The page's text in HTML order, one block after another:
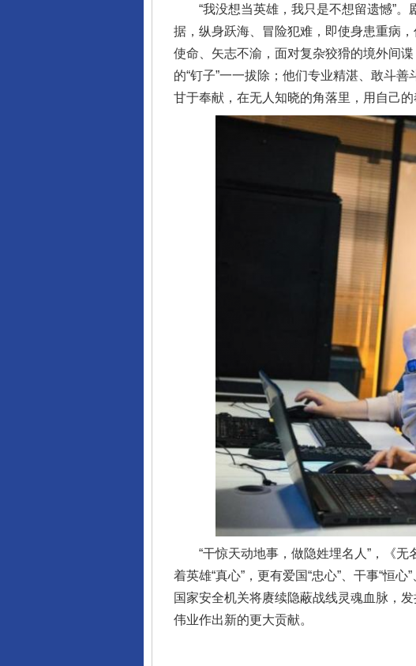
“我没想当英雄，我只是不想留遗憾”。
据，纵身跃海、冒险犯难，即使身患重病
使命、矢志不渝，面对复杂狡猾的境外间
的“钉子”一一拔除；他们专业精湛、敢斗
甘于奉献，在无人知晓的角落里，用自己
“干惊天动地事，做隐姓埋名人”，《无
着英雄“真心”，更有爱国“忠心”、干事“恒
国家安全机关将赓续隐蔽战线灵魂血脉，
伟业作出新的更大贡献。
东山县通报“牛蛙产品抗生素超标问题”
千年窑火 生生不息